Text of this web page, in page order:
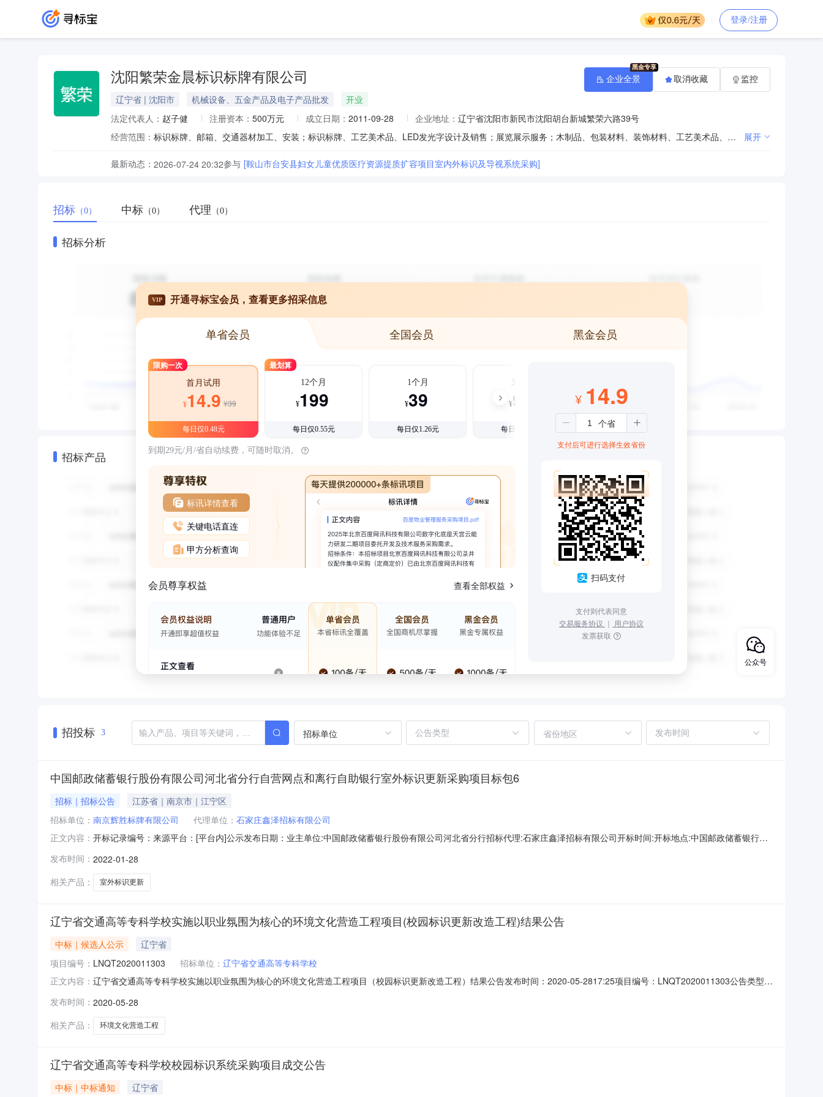
登录/注册
沈阳繁荣金晨标识标牌有限公司
辽宁省 | 沈阳市 机械设备、五金产品及电子产品批发
开业
法定代表人： 赵子健 注册资本： 500万元 成立日期： 2011-09-28 企业地址： 辽宁省沈阳市新民市沈阳胡台新城繁荣六路39号
经营范围：
标识标牌、邮箱、交通器材加工、安装；标识标牌、工艺美术品、LED发光字设计及销售；展览展示服务；木制品、包装材料、装饰材料、工艺美术品、展览展示器材、针纺织品、金属制品、日用百货销售；广告设计、制作、代理、发布；建筑工程设计、施工；电脑图文设计、制作；喷绘服务。 展开
最新动态： 2026-07-24 20:32参与 [鞍山市台安县妇女儿童优质医疗资源提质扩容项目室内外标识及导视系统采购]
企业全景 取消收藏 监控
招标 （0） 中标 （0） 代理 （0）
招标分析
招标产品
VIP 开通寻标宝会员，查看更多招采信息
单省会员 全国会员 黑金会员
限购一次
首月试用
¥14.9 ¥39
每日仅0.48元
最划算
12个月
¥199
每日仅0.55元
1个月
¥39
每日仅1.26元
3个月
¥99
每日仅1.08元
到期29元/月/省自动续费，可随时取消。
标讯详情查看
关键电话直连
甲方分析查询
会员尊享权益 查看全部权益
¥ 14.9
支付后可进行选择生效省份
扫码支付
支付则代表同意
交易服务协议 ｜ 用户协议
发票获取
招投标 3 招标单位 省份地区
中国邮政储蓄银行股份有限公司河北省分行自营网点和离行自助银行室外标识更新采购项目标包6
招标｜招标公告
江苏省｜南京市｜江宁区
招标单位： 南京辉胜标牌有限公司 代理单位： 石家庄鑫泽招标有限公司
正文内容： 开标记录编号：来源平台：[平台内]公示发布日期：业主单位:中国邮政储蓄银行股份有限公司河北省分行招标代理:石家庄鑫泽招标有限公司开标时间:开标地点:中国邮政储蓄银行股
项目标包6所属行业：金融业/其他金融业所属地区：石家庄市-长安区开标时间:2022-01-2609:30开标地点:省国资委招待处南楼会议室（石家庄图书批发市场南行200米路西）序号
投标单位名称
发布时间： 2022-01-28
相关产品：
室外标识更新
辽宁省交通高等专科学校实施以职业氛围为核心的环境文化营造工程项目(校园标识更新改造工程)结果公告
中标｜候选人公示
辽宁省
项目编号： LNQT2020011303 招标单位： 辽宁省交通高等专科学校
正文内容： 辽宁省交通高等专科学校实施以职业氛围为核心的环境文化营造工程项目（校园标识更新改造工程）结果公告发布时间：2020-05-2817:25项目编号：LNQT2020011303公告类型：
告主体内容辽宁省交通高等专科学校实施以职业氛围为核心的环境文化营造工程项目（校园标识更新改造工程）结果公告受辽宁省交通高等专科学校委托，辽宁乔泰全过程项目管理
有
发布时间： 2020-05-28
相关产品：
环境文化营造工程
辽宁省交通高等专科学校校园标识系统采购项目成交公告
中标｜中标通知 辽宁省
公众号